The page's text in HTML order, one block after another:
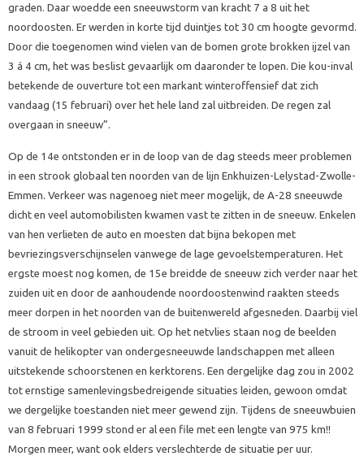
graden. Daar woedde een sneeuwstorm van kracht 7 a 8 uit het
noordoosten. Er werden in korte tijd duintjes tot 30 cm hoogte gevormd.
Door die toegenomen wind vielen van de bomen grote brokken ijzel van
3 á 4 cm, het was beslist gevaarlijk om daaronder te lopen. Die kou-inval
betekende de ouverture tot een markant winteroffensief dat zich
vandaag (15 februari) over het hele land zal uitbreiden. De regen zal
overgaan in sneeuw”.
Op de 14e ontstonden er in de loop van de dag steeds meer problemen
in een strook globaal ten noorden van de lijn Enkhuizen-Lelystad-Zwolle-
Emmen. Verkeer was nagenoeg niet meer mogelijk, de A-28 sneeuwde
dicht en veel automobilisten kwamen vast te zitten in de sneeuw. Enkelen
van hen verlieten de auto en moesten dat bijna bekopen met
bevriezingsverschijnselen vanwege de lage gevoelstemperaturen. Het
ergste moest nog komen, de 15e breidde de sneeuw zich verder naar het
zuiden uit en door de aanhoudende noordoostenwind raakten steeds
meer dorpen in het noorden van de buitenwereld afgesneden. Daarbij viel
de stroom in veel gebieden uit. Op het netvlies staan nog de beelden
vanuit de helikopter van ondergesneeuwde landschappen met alleen
uitstekende schoorstenen en kerktorens. Een dergelijke dag zou in 2002
tot ernstige samenlevingsbedreigende situaties leiden, gewoon omdat
we dergelijke toestanden niet meer gewend zijn. Tijdens de sneeuwbuien
van 8 februari 1999 stond er al een file met een lengte van 975 km!!
Morgen meer, want ook elders verslechterde de situatie per uur.